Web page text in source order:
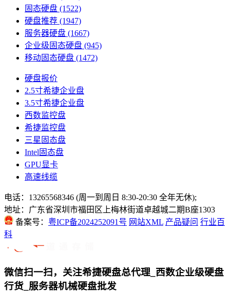
固态硬盘 (1522)
硬盘推荐 (1947)
服务器硬盘 (1667)
企业级固态硬盘 (945)
移动固态硬盘 (1472)
硬盘报价
2.5寸希捷企业盘
3.5寸希捷企业盘
西数监控盘
希捷监控盘
三星固态盘
Intel固态盘
GPU显卡
高速线缆
电话：13265568346 (周一到周日 8:30-20:30 全年无休);
地址：广东省深圳市福田区上梅林街道卓越城二期B座1303
备案号： 粤ICP备2024252091号 网站XML 产品疑问 行业百
科
微信扫一扫，关注希捷硬盘总代理_西数企业级硬盘
行货_服务器机械硬盘批发